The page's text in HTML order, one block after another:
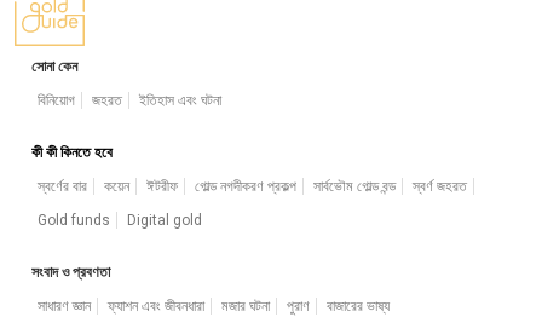
সোনা কেন
বিনিয়োগ
জহরত ইতিহাস এবং ঘটনা
কী কী কিনতে হবে
স্বর্ণের বার
কয়েন ঈটরীফ গোল্ড নগদীকরণ প্রকল্প সার্বভৌম গোল্ড বন্ড
স্বর্ণ জহরত
Gold funds
Digital gold
সংবাদ ও প্রবণতা
সাধারণ জ্ঞান
ফ্যাশন এবং জীবনধারা মজার ঘটনা পুরাণ বাজারের ভাষ্য